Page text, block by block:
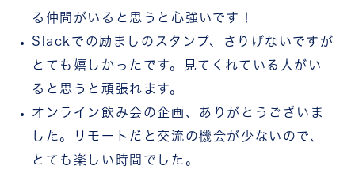
る仲間がいると思うと心強いです！
Slackでの励ましのスタンプ、さりげないですが
とても嬉しかったです。見てくれている人がい
ると思うと頑張れます。
オンライン飲み会の企画、ありがとうございま
した。リモートだと交流の機会が少ないので、
とても楽しい時間でした。